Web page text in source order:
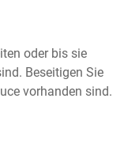
oder bis sie
Beseitigen Sie
vorhanden sind.